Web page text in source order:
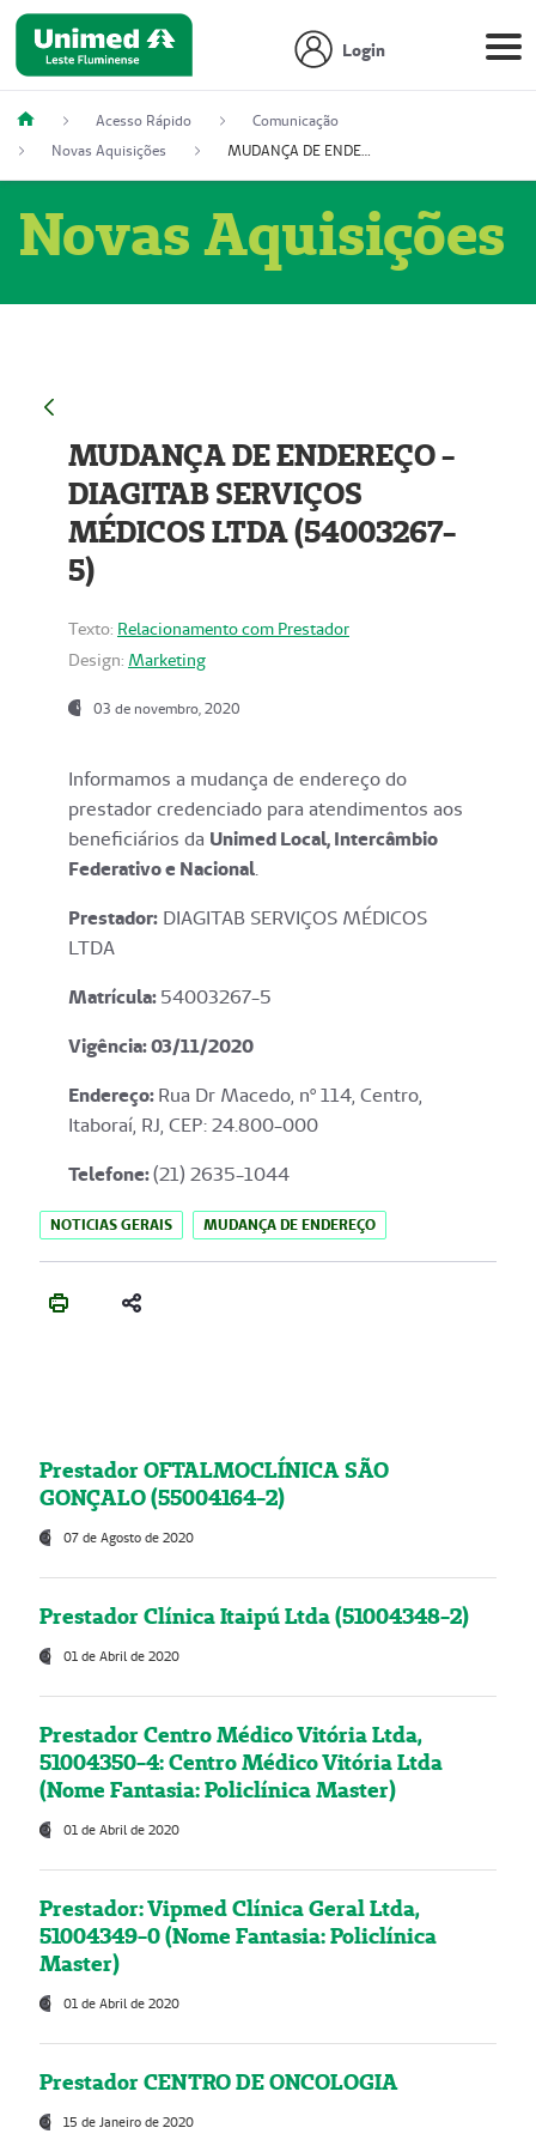
Login
Acesso Rápido
Comunicação
Novas Aquisições
MUDANÇA DE ENDEREÇO - DIAGITAB SERVIÇOS MÉDICOS LTDA (54003267-5)
Novas Aquisições
MUDANÇA DE ENDEREÇO -
DIAGITAB SERVIÇOS
MÉDICOS LTDA (54003267-
5)
Texto: Relacionamento com Prestador
Design: Marketing
03 de novembro, 2020
Informamos a mudança de endereço do
prestador credenciado para atendimentos aos
beneficiários da Unimed Local, Intercâmbio
Federativo e Nacional.
Prestador: DIAGITAB SERVIÇOS MÉDICOS
LTDA
Matrícula:54003267-5
Vigência: 03/11/2020
Endereço:Rua Dr Macedo, nº 114, Centro,
Itaboraí, RJ, CEP: 24.800-000
Telefone:(21) 2635-1044
NOTICIAS GERAIS MUDANÇA DE ENDEREÇO
Prestador OFTALMOCLÍNICA SÃO
GONÇALO (55004164-2)
07 de Agosto de 2020
Prestador Clínica Itaipú Ltda (51004348-2)
01 de Abril de 2020
Prestador Centro Médico Vitória Ltda,
51004350-4: Centro Médico Vitória Ltda
(Nome Fantasia: Policlínica Master)
01 de Abril de 2020
Prestador: Vipmed Clínica Geral Ltda,
51004349-0 (Nome Fantasia: Policlínica
Master)
01 de Abril de 2020
Prestador CENTRO DE ONCOLOGIA
15 de Janeiro de 2020